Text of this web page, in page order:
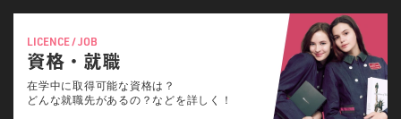
LICENCE / JOB
資格・就職
在学中に取得可能な資格は？
どんな就職先があるの？などを詳しく！